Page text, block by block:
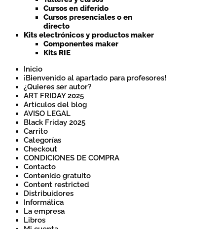
Cursos en diferido
Cursos presenciales o en
directo
Kits electrónicos y productos maker
Componentes maker
Kits RIE
Inicio
¡Bienvenido al apartado para profesores!
¿Quieres ser autor?
ART FRIDAY 2025
Artículos del blog
AVISO LEGAL
Black Friday 2025
Carrito
Categorías
Checkout
CONDICIONES DE COMPRA
Contacto
Contenido gratuito
Content restricted
Distribuidores
Informática
La empresa
Libros